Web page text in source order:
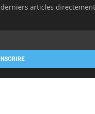
articles